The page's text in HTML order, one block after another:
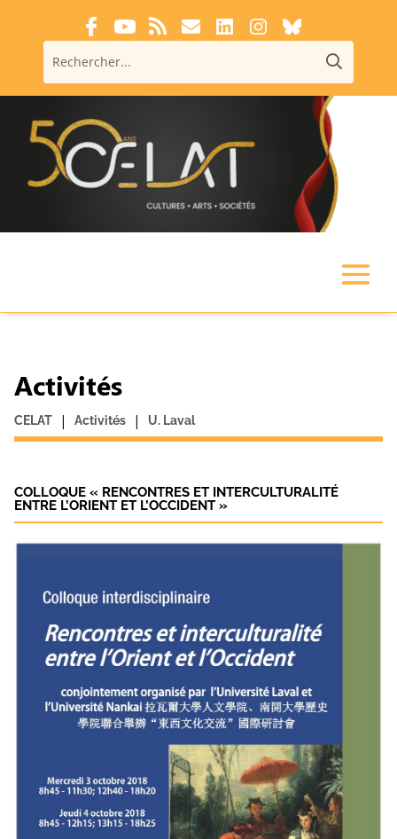
Activités
CELAT | Activités | U. Laval
COLLOQUE « RENCONTRES ET INTERCULTURALITÉ
ENTRE L’ORIENT ET L’OCCIDENT »